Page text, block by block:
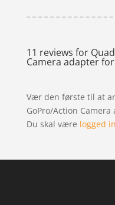
11 reviews for
Camera adapter
Vær den første til at
GoPro/Action
Du skal være logged in